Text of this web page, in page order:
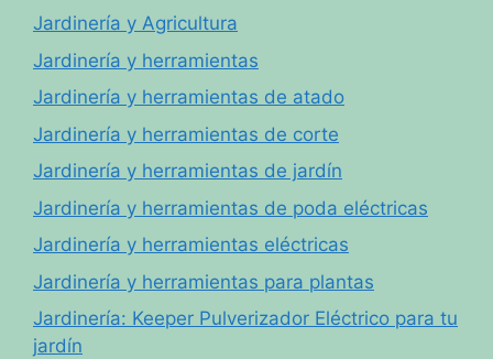
Jardinería y Agricultura
Jardinería y herramientas
Jardinería y herramientas de atado
Jardinería y herramientas de corte
Jardinería y herramientas de jardín
Jardinería y herramientas de poda eléctricas
Jardinería y herramientas eléctricas
Jardinería y herramientas para plantas
Jardinería: Keeper Pulverizador Eléctrico para tu
jardín